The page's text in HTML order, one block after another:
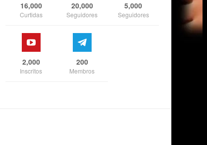
16,000
Curtidas
20,000
Seguidores
5,000
Seguidores
2,000
Inscritos
200
Membros